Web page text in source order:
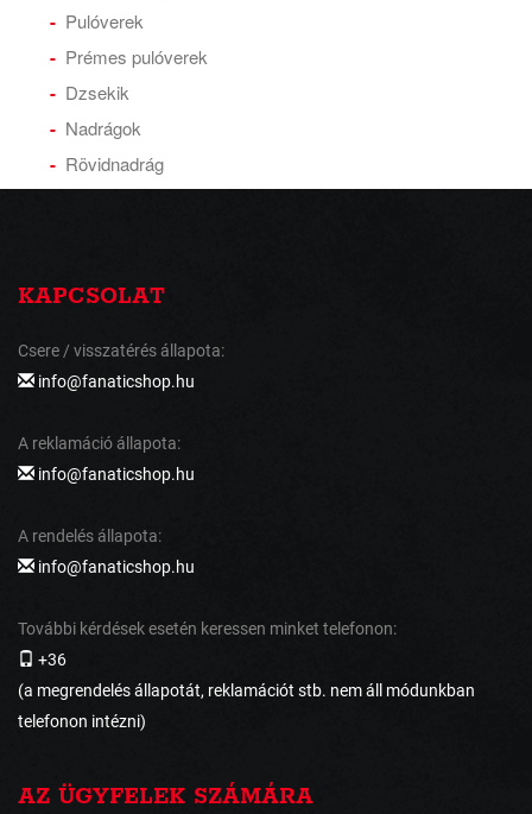
Pulóverek
Prémes pulóverek
Dzsekik
Nadrágok
Rövidnadrág
KAPCSOLAT
Csere / visszatérés állapota:
info@fanaticshop.hu
A reklamáció állapota:
info@fanaticshop.hu
A rendelés állapota:
info@fanaticshop.hu
További kérdések esetén keressen minket telefonon:
+36
(a megrendelés állapotát, reklamációt stb. nem áll módunkban
telefonon intézni)
AZ ÜGYFELEK SZÁMÁRA